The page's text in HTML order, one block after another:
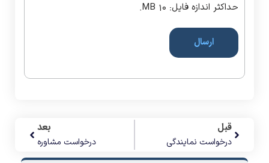
حداکثر اندازه فایل: 10 MB.
قبل
درخواست نمایندگی
بعد
درخواست مشاوره